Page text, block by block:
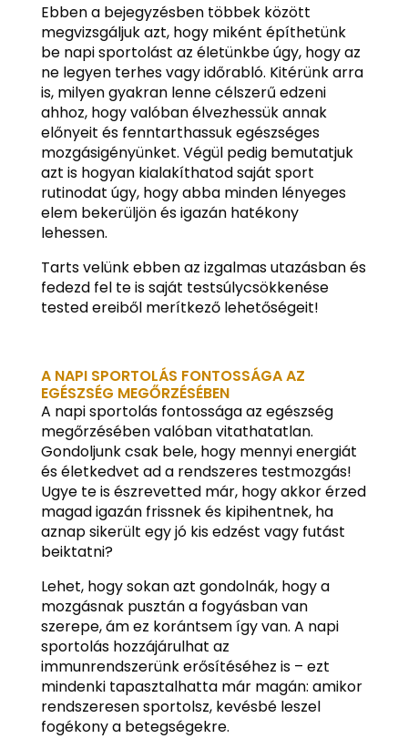
Ebben a bejegyzésben többek között
megvizsgáljuk azt, hogy miként építhetünk
be napi sportolást az életünkbe úgy, hogy az
ne legyen terhes vagy időrabló. Kitérünk arra
is, milyen gyakran lenne célszerű edzeni
ahhoz, hogy valóban élvezhessük annak
előnyeit és fenntarthassuk egészséges
mozgásigényünket. Végül pedig bemutatjuk
azt is hogyan kialakíthatod saját sport
rutinodat úgy, hogy abba minden lényeges
elem bekerüljön és igazán hatékony
lehessen.
Tarts velünk ebben az izgalmas utazásban és
fedezd fel te is saját testsúlycsökkenése
tested ereiből merítkező lehetőségeit!
A NAPI SPORTOLÁS FONTOSSÁGA AZ
EGÉSZSÉG MEGŐRZÉSÉBEN
A napi sportolás fontossága az egészség
megőrzésében valóban vitathatatlan.
Gondoljunk csak bele, hogy mennyi energiát
és életkedvet ad a rendszeres testmozgás!
Ugye te is észrevetted már, hogy akkor érzed
magad igazán frissnek és kipihentnek, ha
aznap sikerült egy jó kis edzést vagy futást
beiktatni?
Lehet, hogy sokan azt gondolnák, hogy a
mozgásnak pusztán a fogyásban van
szerepe, ám ez korántsem így van. A napi
sportolás hozzájárulhat az
immunrendszerünk erősítéséhez is – ezt
mindenki tapasztalhatta már magán: amikor
rendszeresen sportolsz, kevésbé leszel
fogékony a betegségekre.